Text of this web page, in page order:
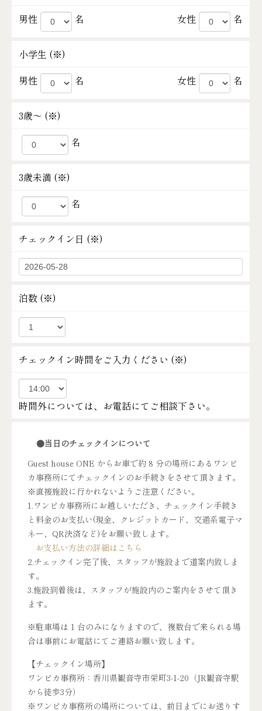
男性
名 女性 名
小学生 (※)
男性
名 女性 名
3歳～ (※)
名
3歳未満 (※)
名
チェックイン日 (※)
泊数 (※)
チェックイン時間をご入力ください (※)
時間外については、お電話にてご相談下さい。
●当日のチェックインについて
Guest house ONE からお車で約 8 分の場所にあるワンピ
カ事務所にてチェックインのお手続きをさせて頂きます。
※直接施設に行かれないようご注意ください。
1.ワンピカ事務所にお越しいただき、チェックイン手続き
と料金のお支払い(現金、クレジットカード、交通系電子マ
ネー、QR決済など)をお願い致します。
お支払い方法の詳細はこちら
2.チェックイン完了後、スタッフが施設まで道案内致しま
す。
3.施設到着後は、スタッフが施設内のご案内をさせて頂き
ます。
※駐車場は 1 台のみになりますので、複数台で来られる場
合は事前にお電話にてご連絡お願い致します。
【チェックイン場所】
ワンピカ事務所：香川県観音寺市栄町3-1-20（JR観音寺駅
から徒歩3分）
※ワンピカ事務所の場所については、前日までにお送りす